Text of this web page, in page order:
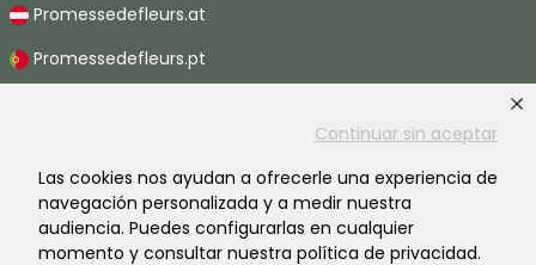
Continuar sin aceptar
Las cookies nos ayudan a ofrecerle una experiencia de
navegación personalizada y a medir nuestra
audiencia. Puedes configurarlas en cualquier
momento y consultar nuestra política de privacidad.
Promessedefleurs.at
Promessedefleurs.pt
Promessedefleurs.ch